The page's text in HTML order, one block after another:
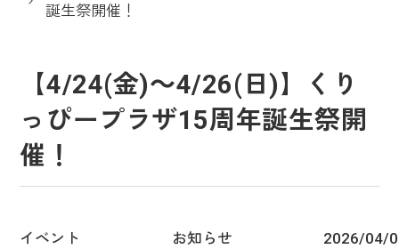
誕生祭開催！
【4/24(金)～4/26(日)】くり
っぴープラザ15周年誕生祭開
催！
イベント お知らせ 2026/04/